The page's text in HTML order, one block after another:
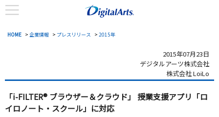
HOME > 企業情報 > プレスリリース > 2015年
2015年07月23日
デジタルアーツ株式会社
株式会社 LoiLo
「i-FILTER® ブラウザー＆クラウド」 授業支援アプリ「ロ
イロノート・スクール」に対応